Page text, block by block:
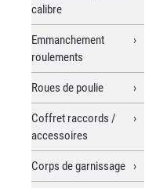
calibre
Emmanchement
roulements
Roues de poulie
Coffret raccords /
accessoires
Corps de garnissage